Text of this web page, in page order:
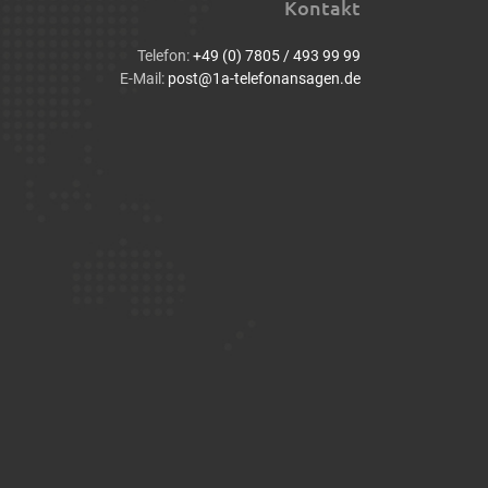
Kontakt
Telefon:+49 (0) 7805 / 493 99 99
E-Mail: post@1a-telefonansagen.de